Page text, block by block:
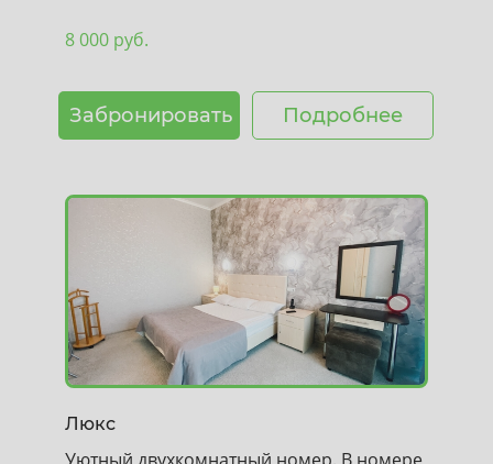
8 000 руб.
Забронировать Подробнее
Люкс